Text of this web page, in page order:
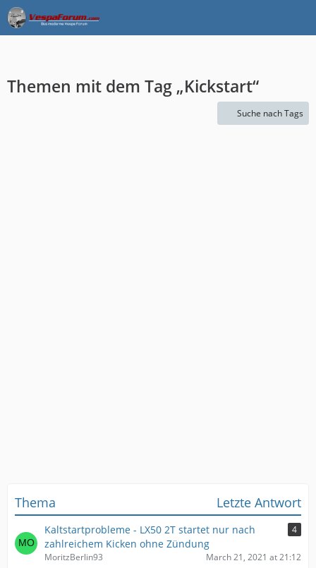
Themen mit dem Tag „Kickstart“
Suche nach Tags
Thema Letzte Antwort
Kaltstartprobleme - LX50 2T startet nur nach
zahlreichem Kicken ohne Zündung
4
MoritzBerlin93 March 21, 2021 at 21:12